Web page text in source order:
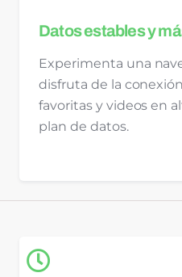
Datos estables y
Experimenta una
disfruta de la
favoritas y videos en
plan de datos.